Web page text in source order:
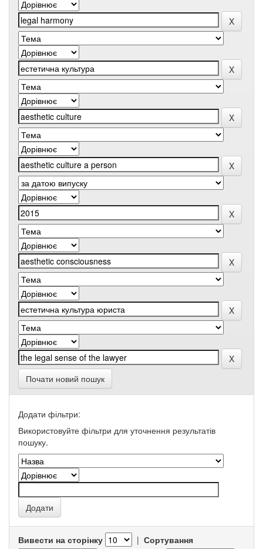
Почати новий пошук
Додати фільтри:
Використовуйте фільтри для уточнення результатів
пошуку.
Вивести на сторінку | Сортування